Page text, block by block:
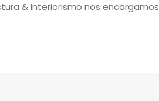
& Interiorismo nos